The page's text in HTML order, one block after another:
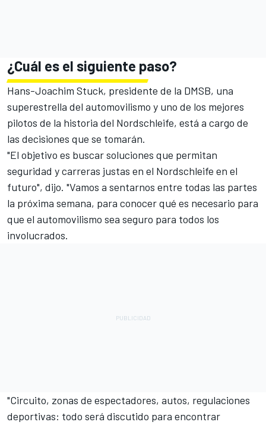
¿Cuál es el siguiente paso?
Hans-Joachim Stuck, presidente de la DMSB, una
superestrella del automovilismo y uno de los mejores
pilotos de la historia del Nordschleife, está a cargo de
las decisiones que se tomarán.
"El objetivo es buscar soluciones que permitan
seguridad y carreras justas en el Nordschleife en el
futuro", dijo. "Vamos a sentarnos entre todas las partes
la próxima semana, para conocer qué es necesario para
que el automovilismo sea seguro para todos los
involucrados.
"Circuito, zonas de espectadores, autos, regulaciones
deportivas: todo será discutido para encontrar